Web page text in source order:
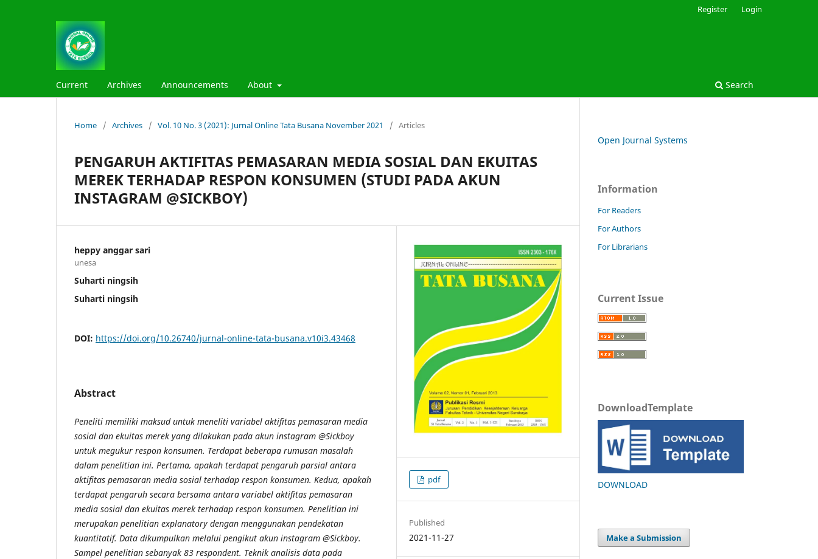
Current Archives Announcements About Search
Register Login
Home / Archives / Vol. 10 No. 3 (2021): Jurnal Online Tata Busana November 2021 / Articles
PENGARUH AKTIFITAS PEMASARAN MEDIA SOSIAL DAN EKUITAS
MEREK TERHADAP RESPON KONSUMEN (STUDI PADA AKUN
INSTAGRAM @SICKBOY)
heppy anggar sari
unesa
Suharti ningsih
Suharti ningsih
DOI: https://doi.org/10.26740/jurnal-online-tata-busana.v10i3.43468
Abstract
Peneliti memiliki maksud untuk meneliti variabel aktifitas pemasaran media
sosial dan ekuitas merek yang dilakukan pada akun instagram @Sickboy
untuk megukur respon konsumen. Terdapat beberapa rumusan masalah
dalam penelitian ini. Pertama, apakah terdapat pengaruh parsial antara
aktifitas pemasaran media sosial terhadap respon konsumen. Kedua, apakah
terdapat pengaruh secara bersama antara variabel aktifitas pemasaran
media sosial dan ekuitas merek terhadap respon konsumen. Penelitian ini
merupakan penelitian explanatory dengan menggunakan pendekatan
kuantitatif. Data dikumpulkan melalui pengikut akun instagram @Sickboy.
Sampel penelitian sebanyak 83 respondent. Teknik analisis data pada
pdf
Published
2021-11-27
Open Journal Systems
Information
For Readers
For Authors
For Librarians
Current Issue
DownloadTemplate
DOWNLOAD
Make a Submission